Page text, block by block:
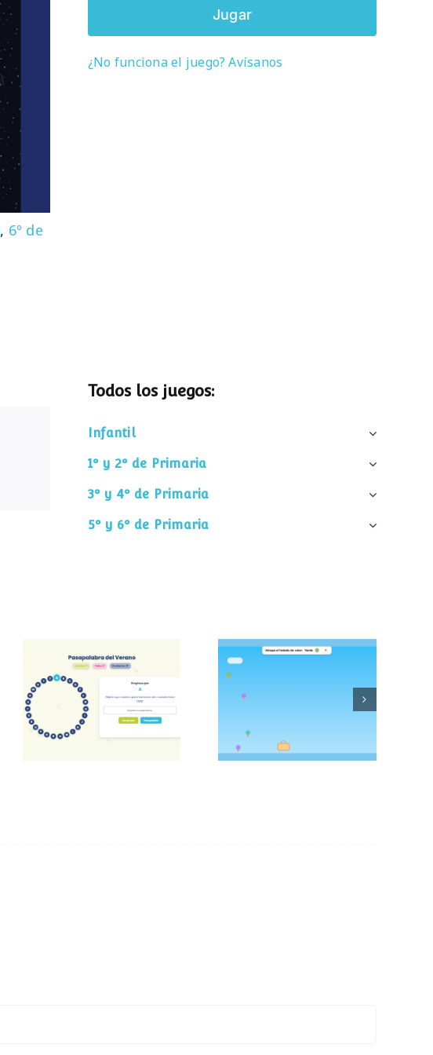
, 6º de
Jugar
¿No funciona el juego? Avísanos
Todos los juegos:
Infantil
1º y 2º de Primaria
3º y 4º de Primaria
5º y 6º de Primaria
Pasapalabra del
verano
Atrapa el helado